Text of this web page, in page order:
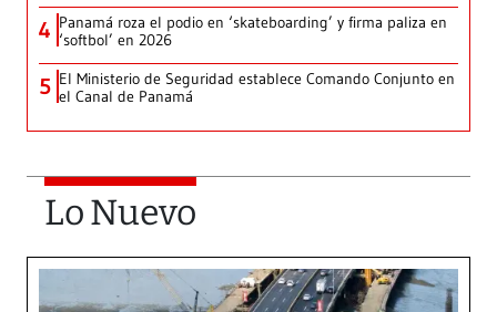
4 Panamá roza el podio en ‘skateboarding’ y firma paliza en
‘softbol’ en 2026
5 El Ministerio de Seguridad establece Comando Conjunto en
el Canal de Panamá
Lo Nuevo